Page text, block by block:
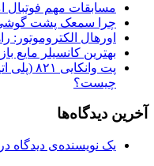
مسابقات مهم فوتبال
چرا سمعک پشت
اورهال الکتروموتور:
بهترین کانسیلر مایع
چیست؟
آخرین دیدگاه‌ها
یک نویسنده‌ی دیدگاه